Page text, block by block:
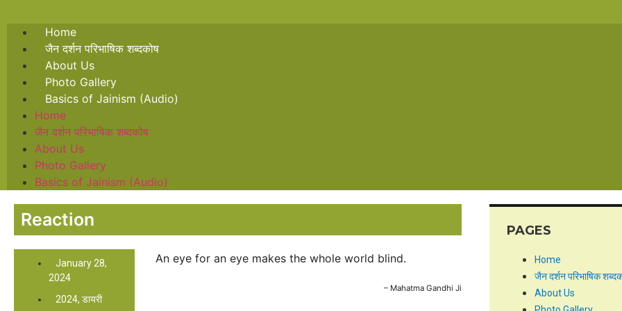
Home
जैन दर्शन परिभाषिक शब्दकोष
About Us
Photo Gallery
Basics of Jainism (Audio)
Home
जैन दर्शन परिभाषिक शब्दकोष
About Us
Photo Gallery
Basics of Jainism (Audio)
Reaction
January 28,
2024
2024, डायरी
An eye for an eye makes the whole world blind.
– Mahatma Gandhi Ji
PAGES
Home
जैन दर्शन परिभाषिक
About Us